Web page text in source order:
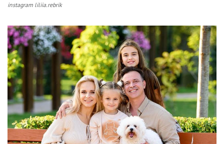
instagram liliia.rebrik